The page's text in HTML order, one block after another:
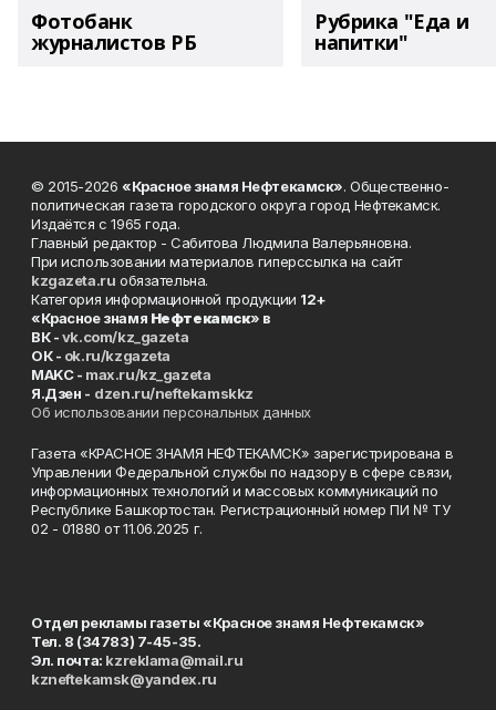
Фотобанк
журналистов РБ
Рубрика "Еда и
напитки"
© 2015-2026 «Красное знамя Нефтекамск». Общественно-
политическая газета городского округа город Нефтекамск.
Издаётся с 1965 года.
Главный редактор - Сабитова Людмила Валерьяновна.
При использовании материалов гиперссылка на сайт
kzgazeta.ru обязательна.
Категория информационной продукции 12+
«Красное знамя Нефтекамск» в
ВК -vk.com/kz_gazeta
ОК - ok.ru/kzgazeta
MAKC - max.ru/kz_gazeta
Я.Дзен - dzen.ru/neftekamskkz
Об использовании персональных данных
Газета «КРАСНОЕ ЗНАМЯ НЕФТЕКАМСК» зарегистрирована в
Управлении Федеральной службы по надзору в сфере связи,
информационных технологий и массовых коммуникаций по
Республике Башкортостан. Регистрационный номер ПИ № ТУ
02 - 01880 от 11.06.2025 г.
Отдел рекламы газеты «Красное знамя Нефтекамск»
Тел. 8 (34783) 7-45-35.
Эл. почта: kzreklama@mail.ru
kzneftekamsk@yandex.ru